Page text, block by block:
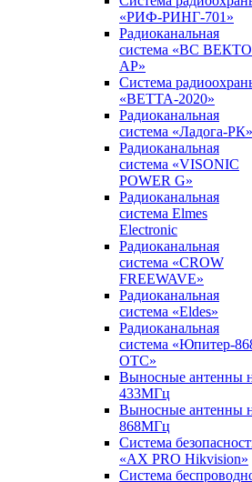
«РИФ-РИНГ-701»
Радиоканальная
система «ВС
АР»
Система
«ВЕТТА-2020»
Радиоканальная
система «Ладога-РК»
Радиоканальная
система «VISONIC
POWER G»
Радиоканальная
система Elmes
Electronic
Радиоканальная
система «CROW
FREEWAVE»
Радиоканальная
система «Eldes»
Радиоканальная
система «Юпитер-
ОТС»
Выносные антенны
433МГц
Выносные антенны
868МГц
Система
«AX PRO Hikvision»
Система